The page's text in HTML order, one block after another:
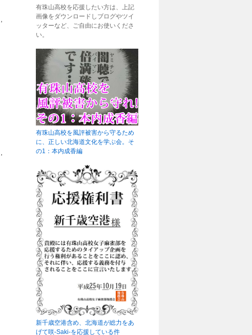
有珠山高校を応援したい方は、上記
画像をダウンロードしブログやツイ
ッターなど、ご自由にお使いくださ
い。
有珠山高校を風評被害から守るため
に、正しい北海道文化を学ぶ会。そ
の1：本内成香編
新千歳空港含め、北海道が総力をあ
げて咲-Saki-を応援している件